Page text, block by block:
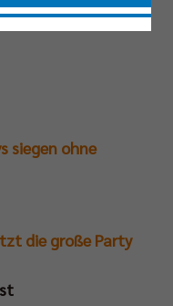
siegen ohne
die große Party
akzeptieren